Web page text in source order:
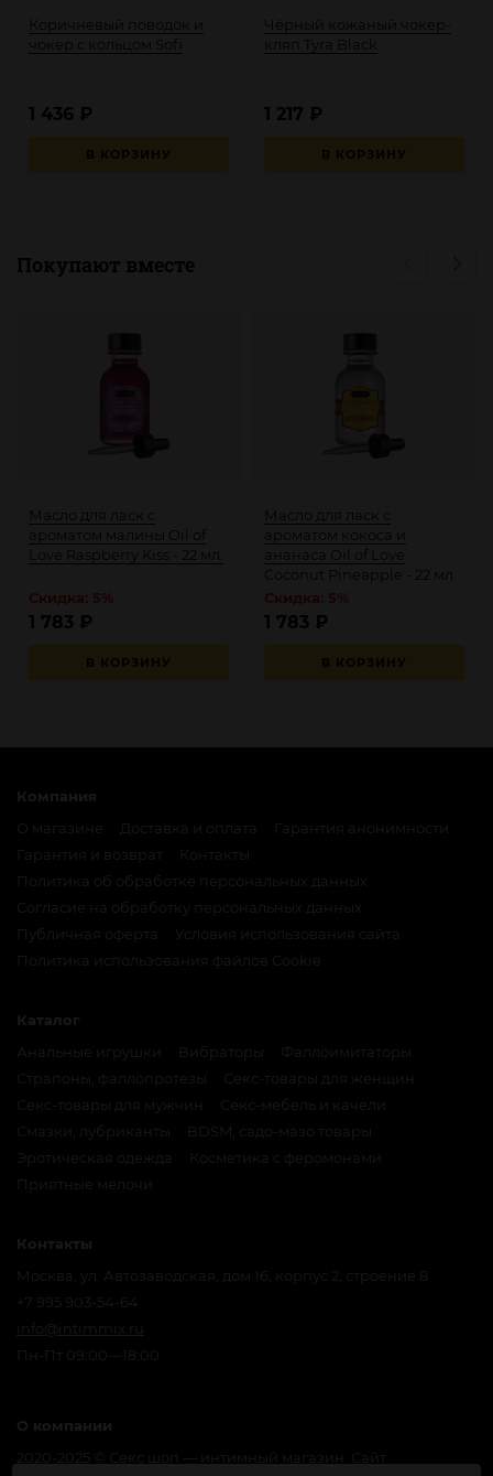
Коричневый поводок и
чокер с кольцом Sofi
В КОРЗИНУ
1 436 ₽
Чёрный кожаный чокер-
кляп Tyra Black
В КОРЗИНУ
1 217 ₽
Покупают вместе
Масло для ласк с
ароматом малины Oil of
Love Raspberry Kiss - 22 мл.
В КОРЗИНУ
1 783 ₽
Масло для ласк с
ароматом кокоса и
Coconut Pineapple - 22 мл.
В КОРЗИНУ
1 783 ₽
Компания
О магазине
Доставка и оплата
Гарантия анонимности
Политика об обработке персональных данных
Согласие на обработку персональных данных
Публичная оферта
Условия использования сайта
Политика использования файлов Cookie
Каталог
Анальные игрушки
Вибраторы
Фаллоимитаторы
Страпоны, фаллопротезы
Секс-товары для женщин
Секс-товары для мужчин
Секс-мебель и качели
Смазки, лубриканты
BDSM, садо-мазо товары
Эротическая одежда
Косметика с феромонами
Приятные мелочи
Контакты
Москва, ул. Автозаводская, дом 16, корпус 2, строение 8
+7 995 903-54-64
info@intimmix.ru
Пн-Пт 09:00—18:00
О компании